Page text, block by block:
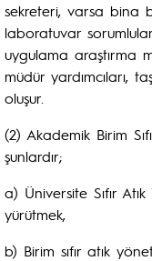
sekreteri, varsa bina
laboratuvar
uygulama araştırma
müdür yardımcıları,
oluşur.
(2) Akademik Birim
şunlardır;
a) Üniversite Sıfır
yürütmek,
b) Birim sıfır atık